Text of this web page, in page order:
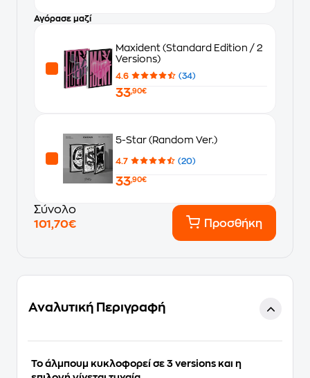
Αγόρασε μαζί
Maxident (Standard Edition / 2
Versions)
4.6 (34)
33,90€
5-Star (Random Ver.)
4.7 (20)
33,90€
Σύνολο
101,70€
Προσθήκη
Αναλυτική Περιγραφή
Το άλμπουμ κυκλοφορεί σε 3 versions και η